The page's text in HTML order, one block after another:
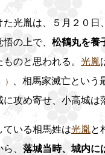
光胤は、５月２０日
の上で、 松鶴丸を養
ものと思われる。 光胤
、相馬家滅亡とい
攻め寄せ、小高城は
いる相馬姓は光胤と
、 落城当時、城内に